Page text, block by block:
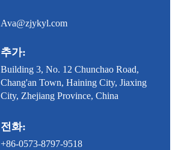
Ava@zjykyl.com
추가:
Building 3, No. 12 Chunchao Road,
Chang'an Town, Haining City, Jiaxing
City, Zhejiang Province, China
전화:
+86-0573-8797-9518